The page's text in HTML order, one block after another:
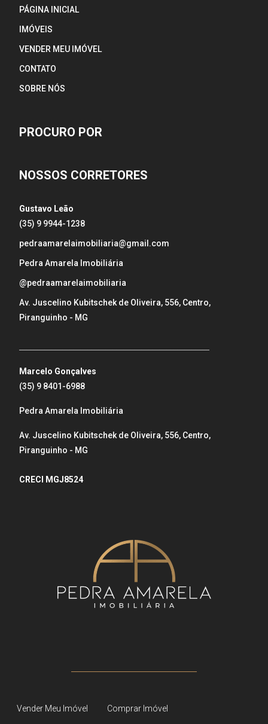
PÁGINA INICIAL
IMÓVEIS
VENDER MEU IMÓVEL
CONTATO
SOBRE NÓS
PROCURO POR
NOSSOS CORRETORES
Gustavo Leão
(35) 9 9944-1238
pedraamarelaimobiliaria@gmail.com
Pedra Amarela Imobiliária
@pedraamarelaimobiliaria
Av. Juscelino Kubitschek de Oliveira, 556, Centro,
Piranguinho - MG
Marcelo Gonçalves
(35) 9 8401-6988
Pedra Amarela Imobiliária
Av. Juscelino Kubitschek de Oliveira, 556, Centro,
Piranguinho - MG
CRECI MGJ8524
Vender Meu Imóvel Comprar Imóvel